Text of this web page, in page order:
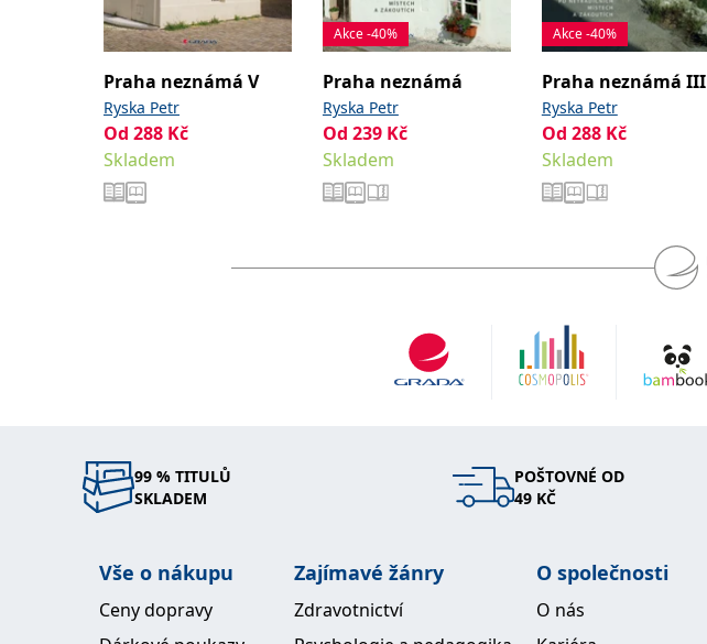
Praha neznámá V
Ryska Petr
Od 288 Kč
Skladem
Akce -40%
Praha neznámá
Ryska Petr
Od 239 Kč
Skladem
Akce -40%
Praha neznámá III
Ryska Petr
Od 288 Kč
Skladem
99 % TITULŮ
SKLADEM
POŠTOVNÉ OD
49 KČ
Vše o nákupu
Ceny dopravy
Zajímavé žánry
Zdravotnictví
O společnosti
O nás